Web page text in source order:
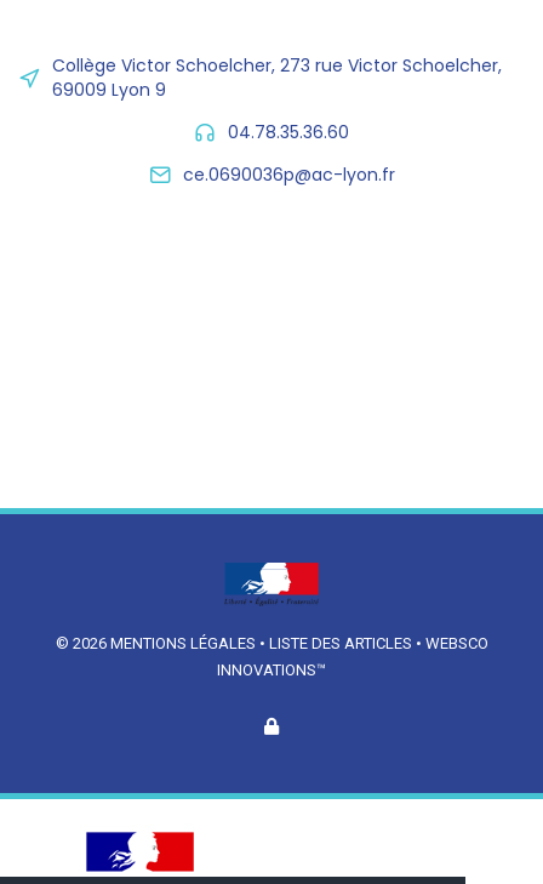
Collège Victor Schoelcher, 273 rue Victor Schoelcher,
69009 Lyon 9
04.78.35.36.60
ce.0690036p@ac-lyon.fr
© 2026 MENTIONS LÉGALES • LISTE DES ARTICLES • WEBSCO
INNOVATIONS™